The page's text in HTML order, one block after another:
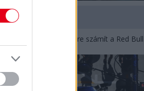
napja
Lassuló fejlesztési ütemre számít a Red Bull